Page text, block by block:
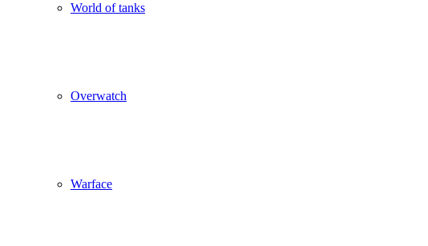
World of tanks
Overwatch
Warface